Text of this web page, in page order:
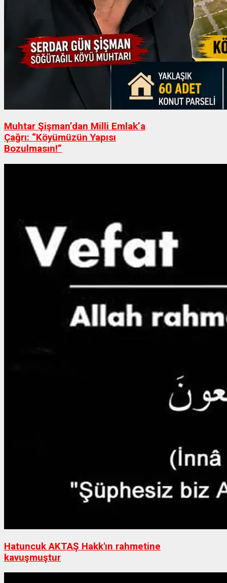
Muhtar Şişman’dan Milli Emlak’a
Çağrı: “Köyümüzün Yapısı
Bozulmasın!”
Hatuncuk AKTAŞ Hakk'ın rahmetine
kavuşmuştur